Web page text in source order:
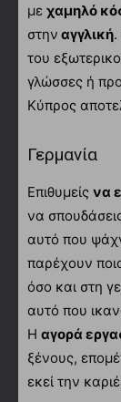
με χαμηλό
στην αγγλική.
του
γλώσσες ή
Κύπρος
Γερμανία
Επιθυμείς να
να
αυτό που
παρέχουν
όσο και στη
αυτό που
Η αγορά
ξένους,
εκεί την